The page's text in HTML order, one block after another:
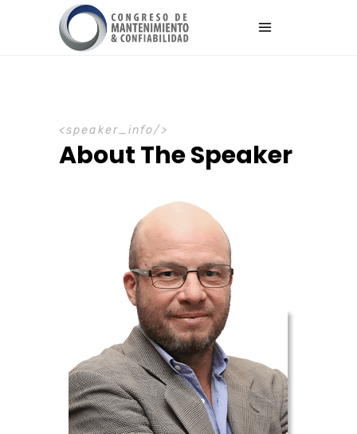
speaker_info
About The Speaker